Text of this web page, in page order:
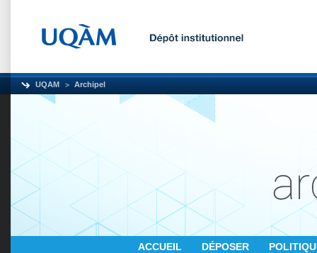
UQAM Archipel
ACCUEIL DÉPOSER